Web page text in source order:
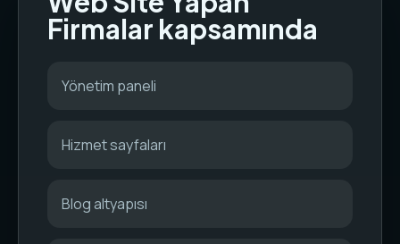
Firmalar kapsamında
Yönetim paneli
Hizmet sayfaları
Blog altyapısı